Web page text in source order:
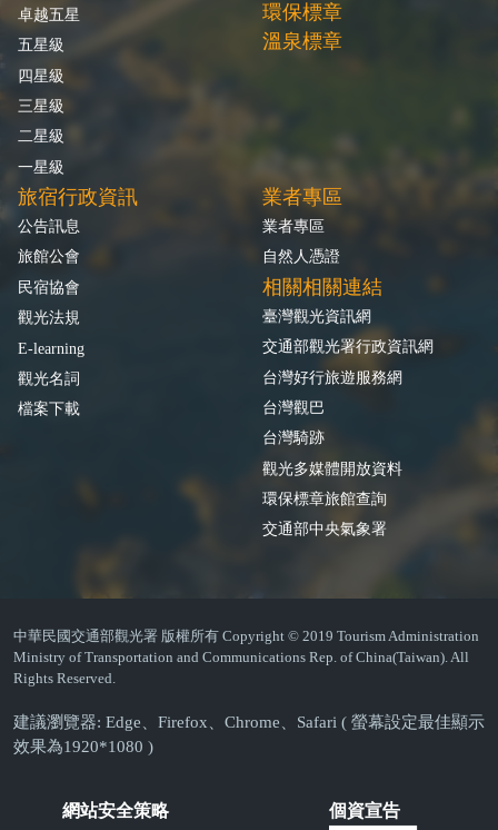
卓越五星
五星級
四星級
三星級
二星級
一星級
環保標章
溫泉標章
旅宿行政資訊
公告訊息
旅館公會
民宿協會
觀光法規
E-learning
觀光名詞
檔案下載
業者專區
業者專區
自然人憑證
相關相關連結
臺灣觀光資訊網
交通部觀光署行政資訊網
台灣好行旅遊服務網
台灣觀巴
台灣騎跡
觀光多媒體開放資料
環保標章旅館查詢
交通部中央氣象署
中華民國交通部觀光署 版權所有 Copyright © 2019 Tourism Administration
Ministry of Transportation and Communications Rep. of China(Taiwan). All
Rights Reserved.
建議瀏覽器: Edge、Firefox、Chrome、Safari ( 螢幕設定最佳顯示
效果為1920*1080 )
網站安全策略 個資宣告